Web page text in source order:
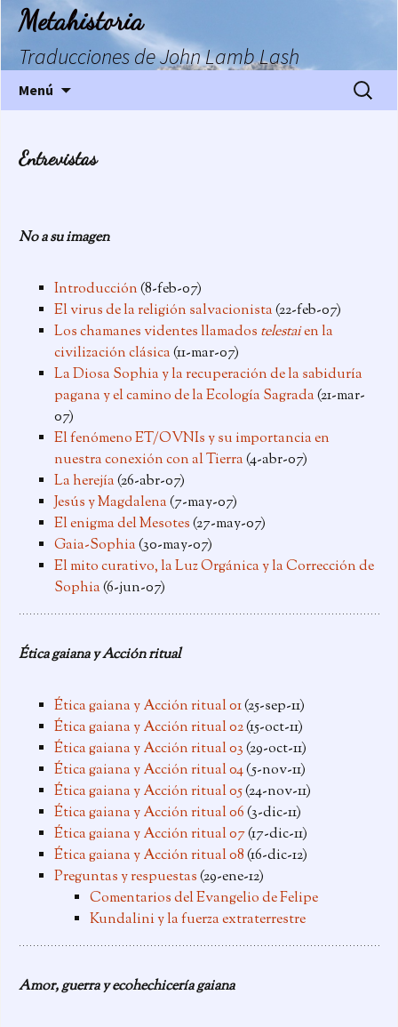
Saltar
contenido
Metahistoria
Traducciones de John Lamb Lash
Menú Buscar:
Entrevistas
No a su imagen
Introducción(8-feb-07)
El virus de la religión salvacionista(22-feb-07)
Los chamanes videntes llamados telestaien la
civilización clásica(11-mar-07)
La Diosa Sophia y la recuperación de la sabiduría
pagana y el camino de la Ecología Sagrada(21-mar-
07)
El fenómeno ET/OVNIs y su importancia en
nuestra conexión con al Tierra(4-abr-07)
La herejía(26-abr-07)
Jesús y Magdalena(7-may-07)
El enigma del Mesotes(27-may-07)
Gaia-Sophia(30-may-07)
El mito curativo, la Luz Orgánica y la Corrección de
Sophia(6-jun-07)
Ética gaiana y Acción ritual
Ética gaiana y Acción ritual 01(25-sep-11)
Ética gaiana y Acción ritual 02(15-oct-11)
Ética gaiana y Acción ritual 03(29-oct-11)
Ética gaiana y Acción ritual 04(5-nov-11)
Ética gaiana y Acción ritual 05(24-nov-11)
Ética gaiana y Acción ritual 06(3-dic-11)
Ética gaiana y Acción ritual 07(17-dic-11)
Ética gaiana y Acción ritual 08(16-dic-12)
Preguntas y respuestas(29-ene-12)
Comentarios del Evangelio de Felipe
Kundalini y la fuerza extraterrestre
Amor, guerra y ecohechicería gaiana